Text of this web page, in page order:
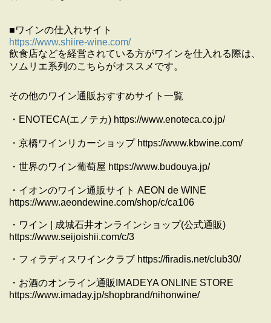
■ワインの仕入れサイト
https://www.shiire-wine.com/
飲食店などを経営されている方がワインを仕入れる際は、
ソムリエ系列のこちらがオススメです。
その他のワイン通販おすすめサイト一覧
・ENOTECA(エノテカ) https://www.enoteca.co.jp/
・京橋ワインリカーショップ https://www.kbwine.com/
・世界のワイン葡萄屋 https://www.budouya.jp/
・イオンのワイン通販サイト AEON de WINE
https://www.aeondewine.com/shop/c/ca106
・ワイン | 成城石井オンラインショップ(公式通販)
https://www.seijoishii.com/c/3
・フィラディスワインクラブ https://firadis.net/club30/
・お酒のオンライン通販IMADEYA ONLINE STORE
https://www.imaday.jp/shopbrand/nihonwine/